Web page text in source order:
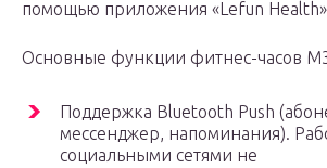
помощью приложения «Lefun
Основные функции фитнес-часов
Поддержка Bluetooth Push
мессенджер, напоминания).
социальными сетями не